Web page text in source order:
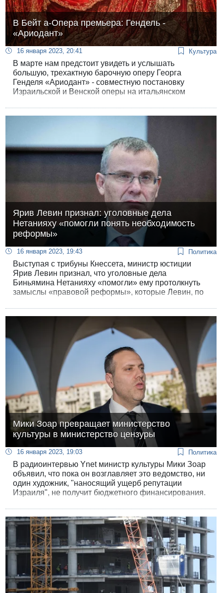
В Бейт а-Опера премьера: Гендель -
«Ариодант»
16 января 2023, 20:41 Культура
В марте нам предстоит увидеть и услышать
большую, трехактную барочную оперу Георга
Генделя «Ариодант» - совместную постановку
Израильской и Венской оперы на итальянском
Ярив Левин признал: уголовные дела
Нетанияху «помогли понять необходимость
реформы»
16 января 2023, 19:43 Политика
Выступая с трибуны Кнессета, министр юстиции
Ярив Левин признал, что уголовные дела
Биньямина Нетанияху «помогли» ему протолкнуть
замыслы «правовой реформы», которые Левин, по
понимания в обществе.
Мики Зоар превращает министерство
культуры в министерство цензуры
16 января 2023, 19:03 Политика
В радиоинтервью Ynet министр культуры Мики Зоар
объявил, что пока он возглавляет это ведомство, ни
один художник, "наносящий ущерб репутации
Израиля", не получит бюджетного финансирования.
отобрать государственные гранты у создателей двух
документальных фильмов.